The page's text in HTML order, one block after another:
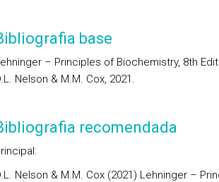
base
– Principles of Biochemistry, 8th
Nelson & M.M. Cox, 2021.
recomendada
Nelson & M.M. Cox (2021) Lehninger –